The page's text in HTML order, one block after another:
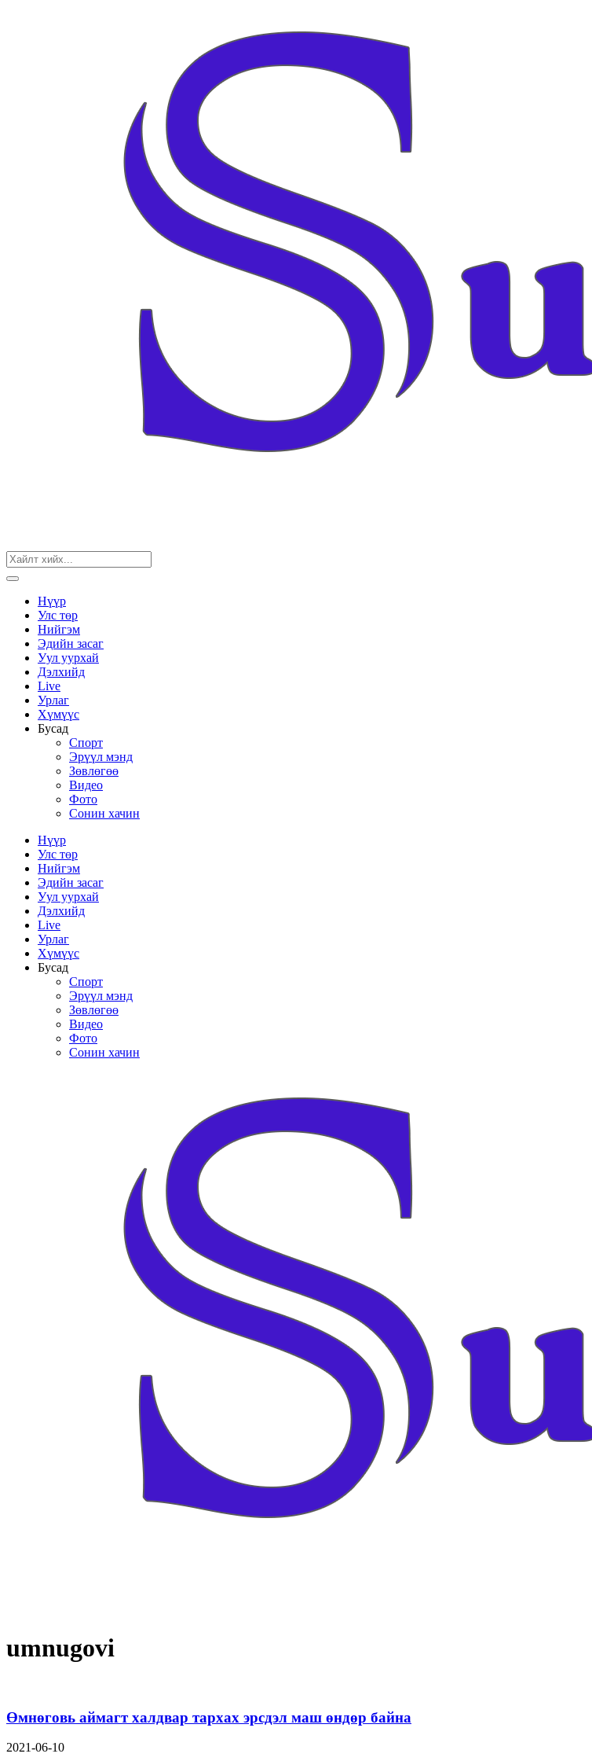
Нүүр
Улс төр
Нийгэм
Эдийн засаг
Уул уурхай
Дэлхийд
Live
Урлаг
Хүмүүс
Бусад
Спорт
Эрүүл мэнд
Зөвлөгөө
Видео
Фото
Сонин хачин
Нүүр
Улс төр
Нийгэм
Эдийн засаг
Уул уурхай
Дэлхийд
Live
Урлаг
Хүмүүс
Бусад
Спорт
Эрүүл мэнд
Зөвлөгөө
Видео
Фото
Сонин хачин
umnugovi
Өмнөговь аймагт халдвар тархах эрсдэл маш өндөр байна
2021-06-10